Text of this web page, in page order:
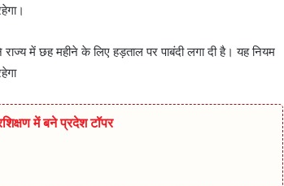
में छह महीने के लिए हड़ताल पर पाबंदी लगा दी है। यह नियम
में बने प्रदेश टॉपर